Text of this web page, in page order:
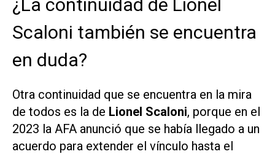
¿La continuidad de Lionel
Scaloni también se encuentra
en duda?
Otra continuidad que se encuentra en la mira
de todos es la de Lionel Scaloni, porque en el
2023 la AFA anunció que se había llegado a un
acuerdo para extender el vínculo hasta el